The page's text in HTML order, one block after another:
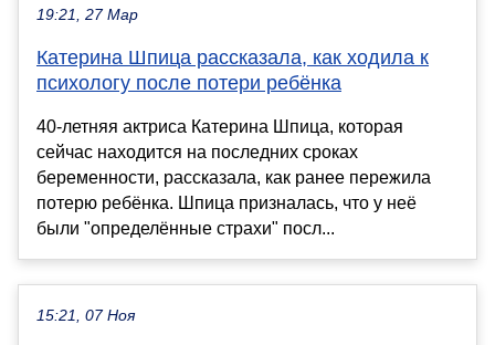
19:21, 27 Мар
Катерина Шпица рассказала, как ходила к
психологу после потери ребёнка
40-летняя актриса Катерина Шпица, которая
сейчас находится на последних сроках
беременности, рассказала, как ранее пережила
потерю ребёнка. Шпица призналась, что у неё
были "определённые страхи" посл...
15:21, 07 Ноя